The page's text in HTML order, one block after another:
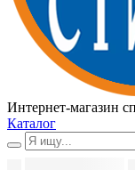
Интернет-магазин
Каталог